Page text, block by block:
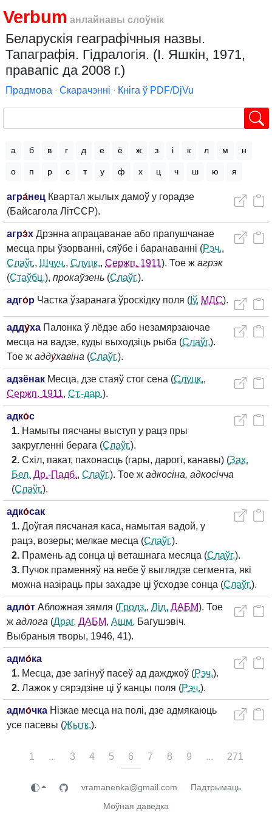
Verbum анлайнавы слоўнік
Беларускія геаграфічныя назвы.
Тапаграфія. Гідралогія. (І. Яшкін, 1971,
правапіс да 2008 г.)
Прадмова ∙ Скарачэнні ∙ Кніга ў PDF/DjVu
а б в г д е ё ж з і к л м н
о п р с т у ф х ц ч ш ю я
агра́нец Квартал жылых дамоў у горадзе
(Байсагола ЛітССР).
агрэ́х Дрэнна апрацаванае або прапушчанае
месца пры ўзорванні, сяўбе і баранаванні (Рэч.,
Слаўг., Шчуч., Слуцк., Сержп. 1911). Тое ж агрэк
(Стаўбц.), прокаўзень (Слаўг.).
адго́р Частка ўзаранага ўроскідку поля ( Іў. МДС).
адду́ха Палонка ў лёдзе або незамярзаючае
месца на вадзе, куды выходзіць рыба (Слаўг.).
Тое ж адду́хавіна (Слаўг.).
адзёнак Месца, дзе стаяў стог сена (Слуцк.,
Сержп. 1911, Ст.-дар.).
адко́с
1. Намыты пясчаны выступ у рацэ пры
закругленні берага (Слаўг.).
2. Схіл, пакат, пахонасць (гары, дарогі, канавы) (Зах.
Бел. Др.-Падб., Слаўг.). Тое ж адкосіна, адкосічча
(Слаўг.).
адко́сак
1. Доўгая пясчаная каса, намытая вадой, у
рацэ, возеры; мелкае месца (Слаўг.).
2. Прамень ад сонца ці веташнага месяца (Слаўг.).
3. Пучок праменняў на небе ў выглядзе сегмента, які
можна назіраць пры захадзе ці ўсходзе сонца (Слаўг.).
адло́т Абложная зямля (Гродз., Лід. ДАБМ). Тое
ж адлога (Драг. ДАБМ, Ашм. Багушэвіч.
Выбраныя творы, 1946, 41).
адмо́ка
1. Месца, дзе загінуў пасеў ад дажджоў (Рэч.).
2. Лажок у сярэдзіне ці ў канцы поля (Рэч.).
адмо́чка Нізкае месца на полі, дзе адмякаюць
усе пасевы (Жытк.).
1 ... 3 4 5 6 7 8 9 ... 271
vramanenka@gmail.com
Падтрымаць
Моўная даведка